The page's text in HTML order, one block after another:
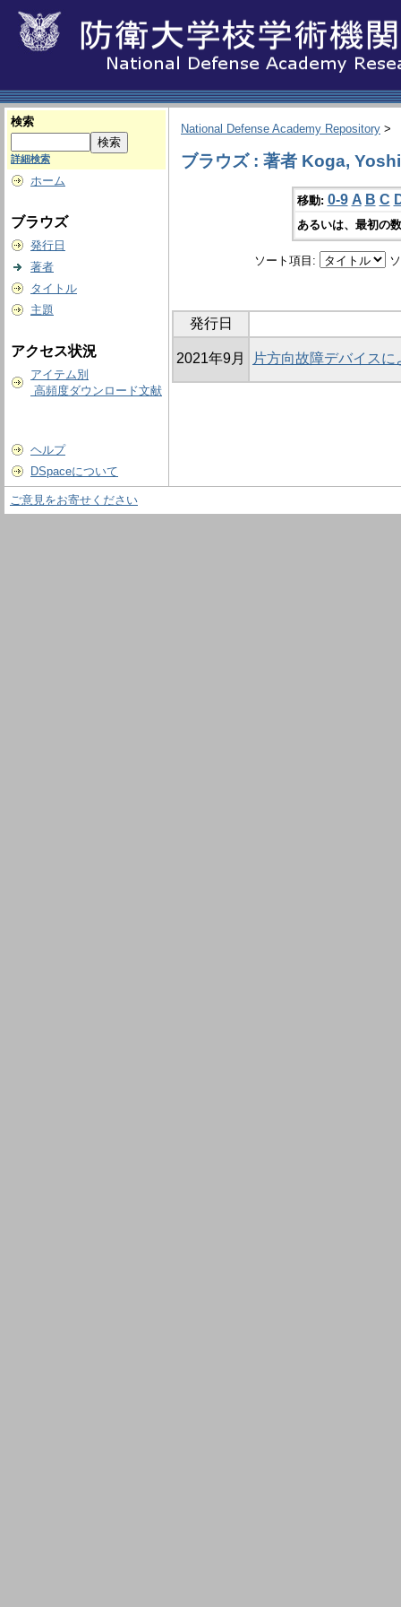
検索
詳細検索
ホーム
ブラウズ
発行日
著者
タイトル
主題
アクセス状況
アイテム別
高頻度ダウンロード文献
ヘルプ
DSpaceについて
National Defense Academy Repository >
ブラウズ : 著者 Koga,
移動: 0-9 A B C
あるいは、最初の
ソート項目:
発行日
2021年9月 片方向故障デバイス
ご意見をお寄せください